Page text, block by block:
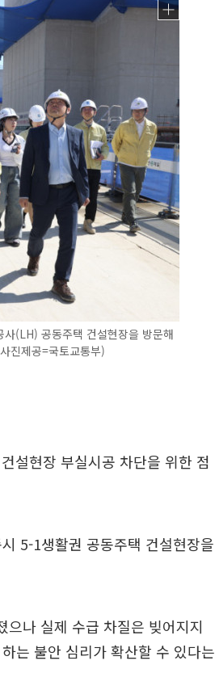
(LH) 공동주택 건설현장을 방문해
진제공=국토교통부)
설현장 부실시공 차단을 위한 점
5-1생활권 공동주택 건설현장을
나 실제 수급 차질은 빚어지지
는 불안 심리가 확산할 수 있다는